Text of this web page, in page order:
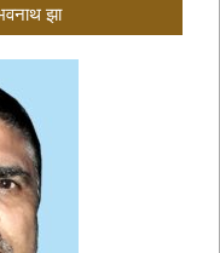
झा